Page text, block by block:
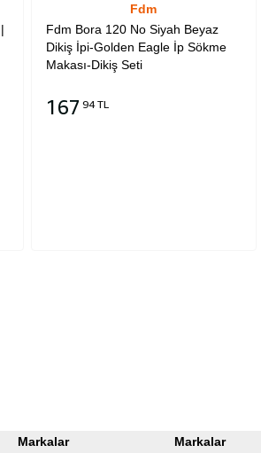
Fdm
Fdm Bora 120 No Siyah Beyaz
Dikiş İpi-Golden Eagle İp Sökme
Makası-Dikiş Seti
167 94 TL
Markalar Markalar